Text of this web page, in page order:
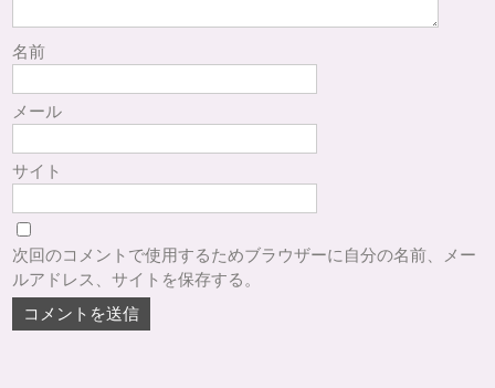
名前
メール
サイト
次回のコメントで使用するためブラウザーに自分の名前、メー
ルアドレス、サイトを保存する。